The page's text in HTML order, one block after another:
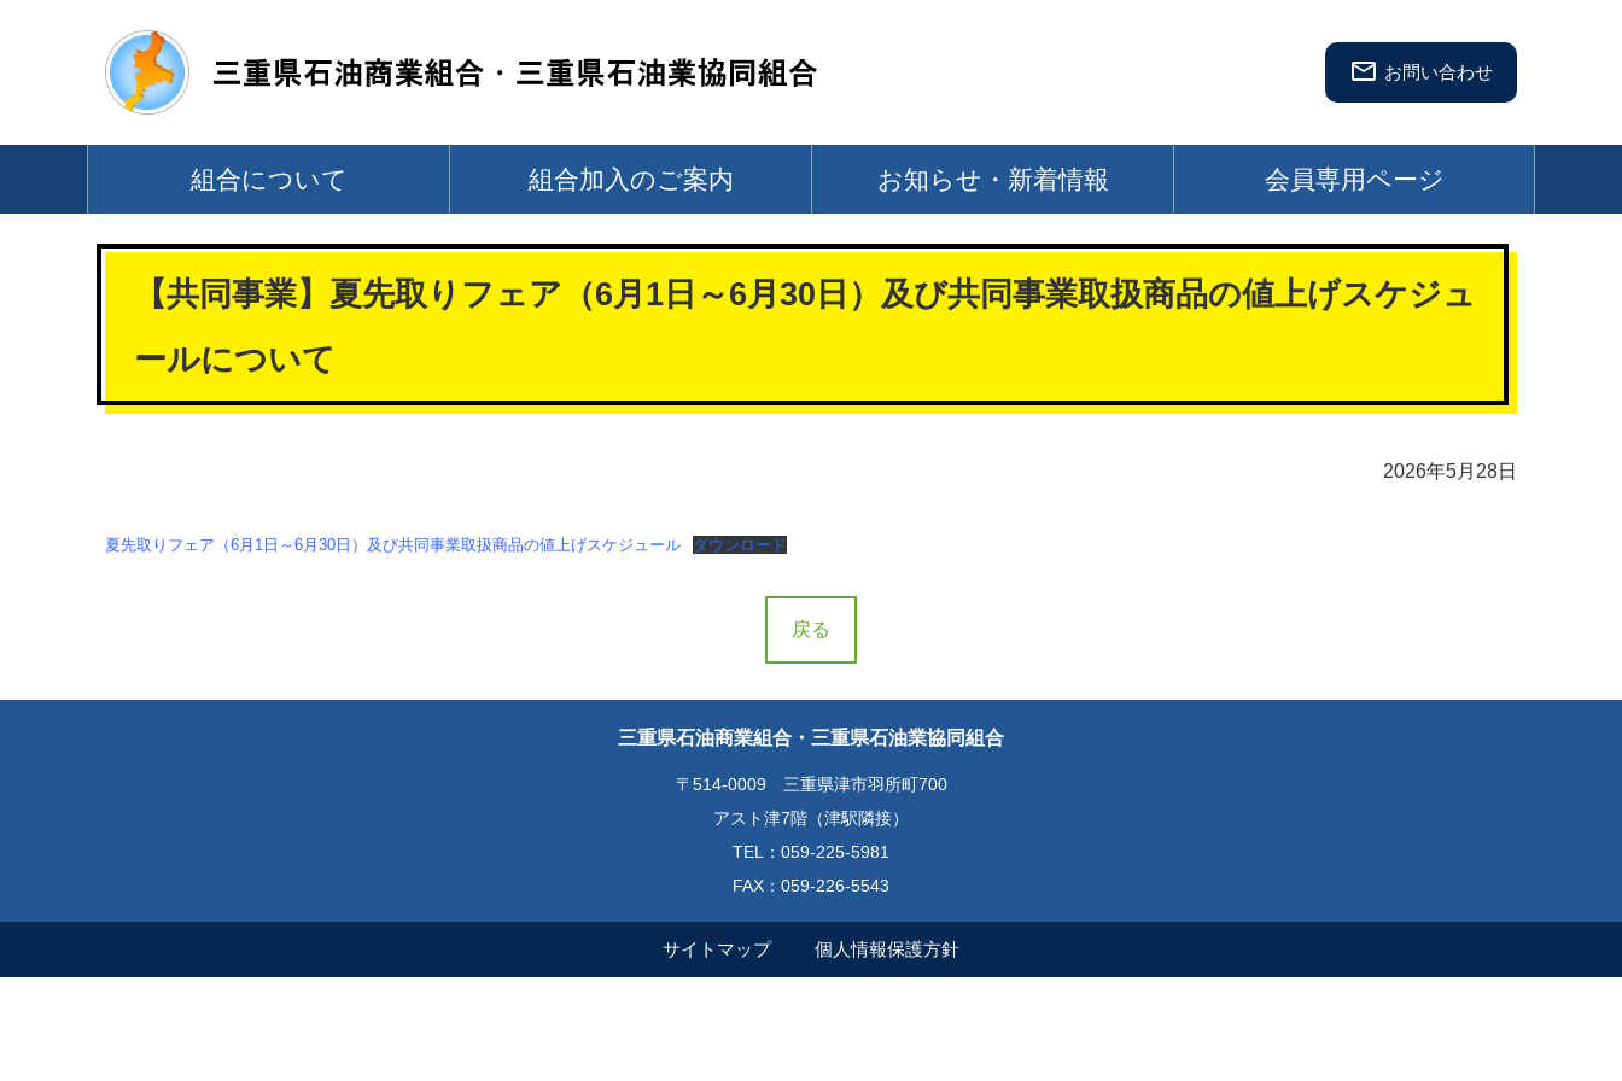
mail_outline お問い合わせ
組合について 組合加入のご案内 お知らせ・新着情報 会員専用ページ
【共同事業】夏先取りフェア（6月1日～6月30日）及び共同事業取扱商品の値上げスケジュ
ールについて
2026年5月28日
夏先取りフェア（6月1日～6月30日）及び共同事業取扱商品の値上げスケジュール ダウンロード
戻る
三重県石油商業組合・三重県石油業協同組合
〒514-0009 三重県津市羽所町700
アスト津7階（津駅隣接）
TEL：059-225-5981
FAX：059-226-5543
サイトマップ 個人情報保護方針